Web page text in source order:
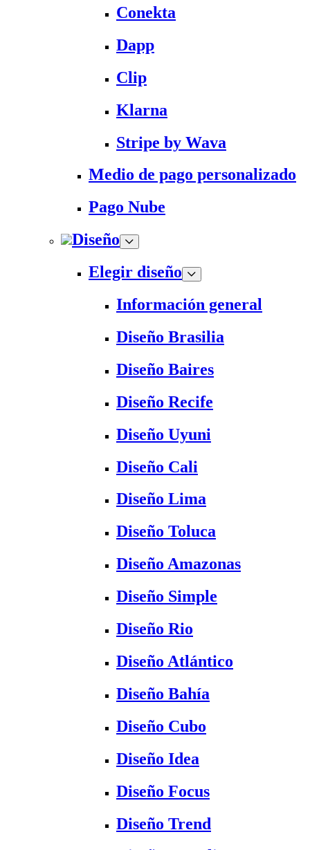
Conekta
Dapp
Clip
Klarna
Stripe by Wava
Medio de pago personalizado
Pago Nube
Diseño
Elegir diseño
Información general
Diseño Brasilia
Diseño Baires
Diseño Recife
Diseño Uyuni
Diseño Cali
Diseño Lima
Diseño Toluca
Diseño Amazonas
Diseño Simple
Diseño Rio
Diseño Atlántico
Diseño Bahía
Diseño Cubo
Diseño Idea
Diseño Focus
Diseño Trend